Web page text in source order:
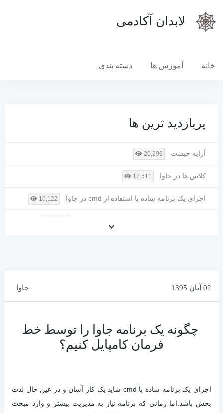
لابدان آکادمی
خانه آموزش ها دسته بندی
پربازدید ترین ها
آرایه چیست 20,296
کلاس ها در جاوا 17,511
اجرای یک برنامه ساده با استفاده از cmd در جاوا 10,122
keyboard_arrow_down
02 آبان 1395 جاوا
چگونه یک برنامه جاوا را توسط خط
فرمان کامپایل کنیم؟
اجرای یک برنامه ساده با cmd شاید یک کار آسان و در عین حال لذت
بخش باشد.اما زمانی که برنامه نیاز به مدیریت بیشتر و وارد مبحث